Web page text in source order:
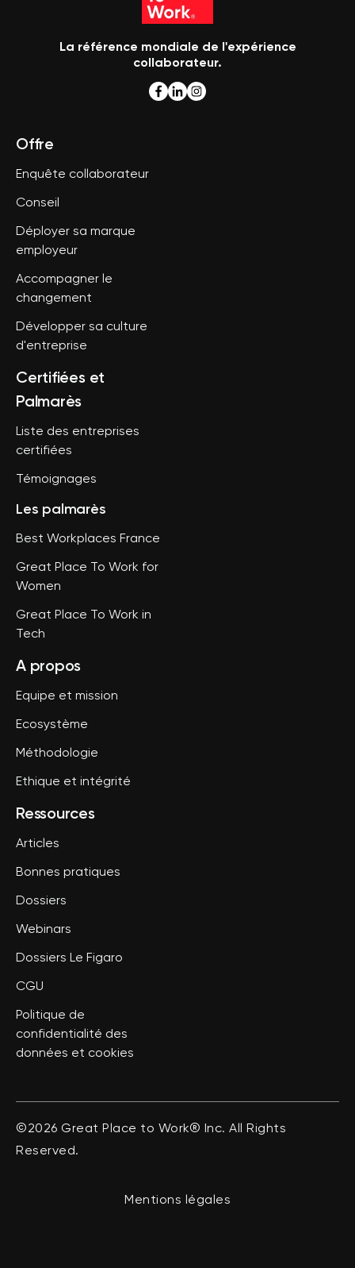
La référence mondiale de l'expérience
collaborateur.
Offre
Enquête collaborateur
Conseil
Déployer sa marque
employeur
Accompagner le
changement
Développer sa culture
d'entreprise
Certifiées et
Palmarès
Liste des entreprises
certifiées
Témoignages
Les palmarès
Best Workplaces France
Great Place To Work for
Women
Great Place To Work in
Tech
A propos
Equipe et mission
Ecosystème
Méthodologie
Ethique et intégrité
Ressources
Articles
Bonnes pratiques
Dossiers
Webinars
Dossiers Le Figaro
CGU
Politique de
confidentialité des
données et cookies
©2026 Great Place to Work® Inc. All Rights
Reserved.
Mentions légales